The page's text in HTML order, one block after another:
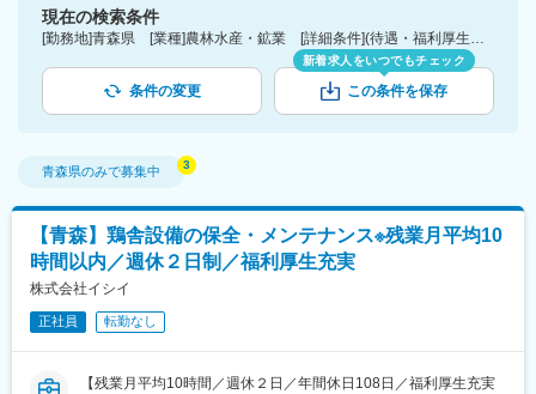
現在の検索条件
[勤務地]青森県 [業種]農林水産・鉱業 [詳細条件](待遇・福利厚生)社宅・家賃補助制度
条件の変更
新着求人をいつでもチェック
この条件を保存
青森県のみで募集中
【青森】鶏舎設備の保全・メンテナンス※残業月平均10
時間以内／週休２日制／福利厚生充実
株式会社イシイ
正社員 転勤なし
【残業月平均10時間／週休２日／年間休日108日／福利厚生充実